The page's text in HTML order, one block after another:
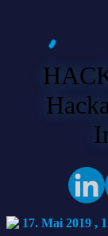
17. Mai 2019 ,